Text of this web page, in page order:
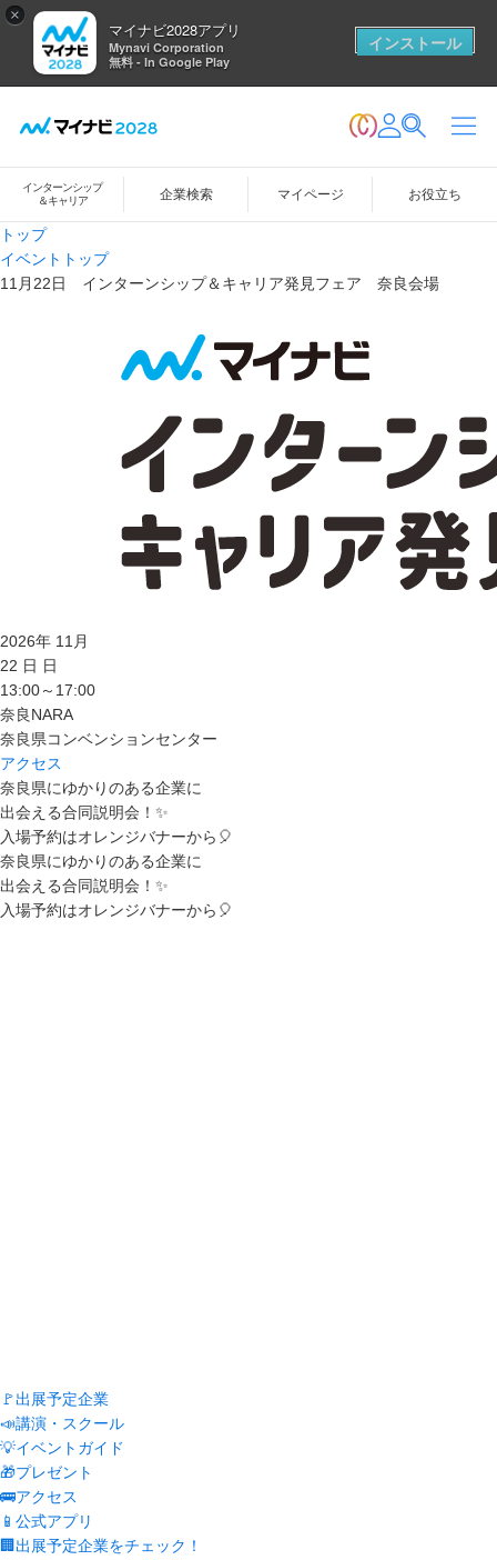
×
マイナビ2028アプリ
Mynavi Corporation
無料 - In Google Play
インストール
インターンシップ
＆キャリア
企業検索 マイページ お役立ち
トップ
イベントトップ
11月22日 インターンシップ＆キャリア発見フェア 奈良会場
2026年 11 月
22 日 日
13:00～17:00
奈良NARA
奈良県コンベンションセンター
アクセス
奈良県にゆかりのある企業に
出会える合同説明会！✨
入場予約はオレンジバナーから🎈
奈良県にゆかりのある企業に
出会える合同説明会！✨
入場予約はオレンジバナーから🎈
🚩出展予定企業
📣講演・スクール
💡イベントガイド
🎁プレゼント
🚌アクセス
📱公式アプリ
🏢出展予定企業をチェック！